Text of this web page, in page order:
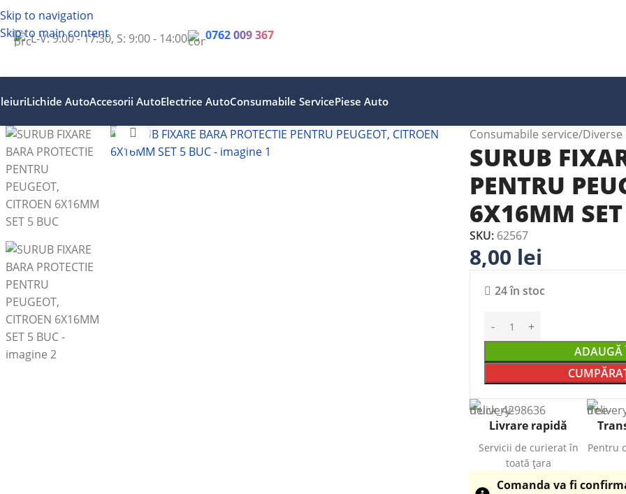
Skip to navigation
Skip to main content
L-V: 9:00 - 17:30, S: 9:00 - 14:00 0762 009 367
Lichide AutoAccesorii AutoElectrice AutoConsumabile ServicePiese Auto
Faceți clic pentru a mări Consumabile service Diverse
SURUB
PENTRU
6X16MM
SKU: 62567
8,00 lei
24 în stoc
ADAUGĂ
Livrare rapidă
Servicii de curierat în
toată țara
Pentru
Comanda va fi